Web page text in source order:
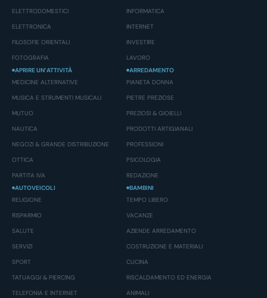
ELETTRODOMESTICI
ELETTRONICA
FILOSOFIE ORIENTALI
FOTOGRAFIA
INFORMATICA
INTERNET
INVESTIRE
LAVORO
APRIRE UN’ATTIVITÀ
MEDICINE ALTERNATIVE
MUSICA E STRUMENTI MUSICALI
MUTUO
NAUTICA
NEGOZI & GRANDE DISTRIBUZIONE
OTTICA
PARTITA IVA
ARREDAMENTO
PIANETA DONNA
PIETRE PREZIOSE
PREZIOSI & GIOIELLI
PRODOTTI ARTIGIANALI
PROFESSIONI
PSICOLOGIA
REDAZIONE
AUTOVEICOLI
RELIGIONE
RISPARMIO
SALUTE
SERVIZI
SPORT
TATUAGGI & PIERCING
TELEFONIA E INTERNET
BAMBINI
TEMPO LIBERO
VACANZE
AZIENDE ARREDAMENTO
COSTRUZIONE E MATERIALI
CUCINA
RISCALDAMENTO ED ENERGIA
ANIMALI